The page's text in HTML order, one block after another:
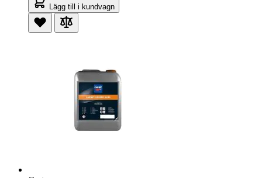
Lägg till i kundvagn